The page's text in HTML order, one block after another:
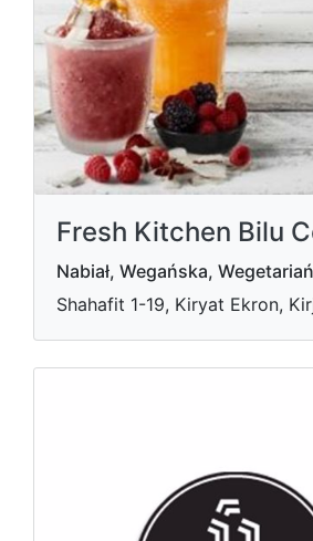
Fresh Kitchen Bilu
Nabiał, Wegańska,
Shahafit 1-19, Kiryat Ekron,